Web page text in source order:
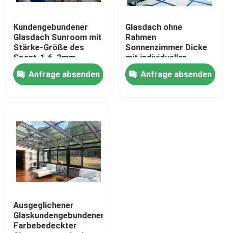
Über uns
Fabrik-Ausflug
Qualitätskontrolle
Nachrichten
Fordern Sie ein Zitat
Aluminiumpergola mit Luftschlitzen
Kundengebundener
Glasdach Sunroom mit
Stärke-Größe des
Spant-1.6-2mm
Anfrage absenden
Glasdach ohne
Rahmen
Sonnenzimmer Dicke
mit individueller
Glasdecke Einfache
Installation
Anfrage absenden
Ausgeglichener
Glaskundengebundener
Farbebedeckter